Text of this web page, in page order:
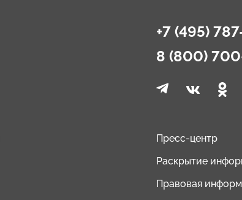
Пресс-центр
Раскрытие
Правовая
+7 (495)
8 (800)